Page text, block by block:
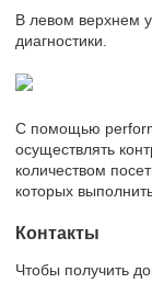
В левом верхнем
диагностики.
С помощью
осуществлять
количеством
которых
Контакты
Чтобы получить